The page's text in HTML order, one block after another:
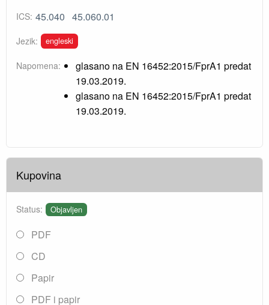
ICS: 45.040 45.060.01
Jezik: engleski
Napomena:
glasano na EN 16452:2015/FprA1 predat
19.03.2019.
glasano na EN 16452:2015/FprA1 predat
19.03.2019.
Kupovina
Status: Objavljen
PDF
CD
Papir
PDF i papir